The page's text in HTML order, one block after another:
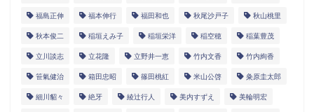
福島正伸 福本伸行 福田和也 秋尾沙戸子 秋山桃里
秋本俊二 稲垣えみ子 稲垣栄洋 稲空穂 稲葉豊茂
立川談志 立花隆 立野井一恵 竹内文香 竹内絢香
笹氣健治 箱田忠昭 篠田桃紅 米山公啓 粂原圭太郎
細川貂々 絶牙 綾辻行人 美内すずえ 美輪明宏